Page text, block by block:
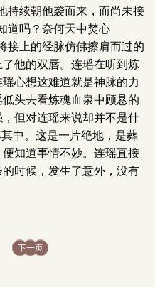
持续朝他袭而来，而尚未接
道吗？奈何天中焚心
接上的经脉仿佛擦肩而过的
他的双唇。连瑶在听到炼
心想这难道就是神脉的力
头去看炼魂血泉中顾悬的
但对连瑶来说却并不是什
中。这是一片绝地，是葬
知道事情不妙。连瑶直接
时候，发生了意外，没有
下一页